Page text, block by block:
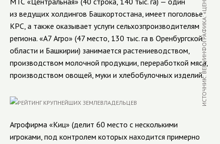
из ведущих холдингов Башкортостана, имеет поголовье
КРС, а также оказывает услуги сельхозпроизводителям
региона. «А7 Агро» (47 место, 130 тыс. га в Оренбургской
области и Башкирии) занимается растениеводством,
производством молочной продукции, переработкой мяса,
производством овощей, муки и хлебобулочных изделий.
Агрофирма «Киц» (делит 60 место с несколькими
игроками, под контролем которых находится примерно